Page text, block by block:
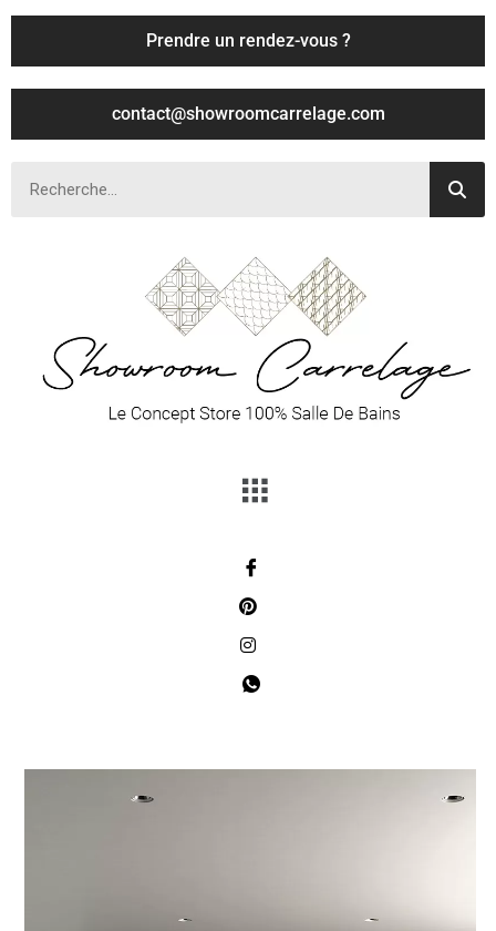
Prendre un rendez-vous ?
contact@showroomcarrelage.com